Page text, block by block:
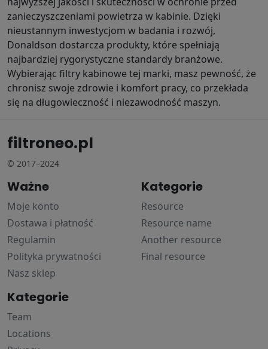
zanieczyszczeniami powietrza w kabinie. Dzięki
nieustannym inwestycjom w badania i rozwój,
Donaldson dostarcza produkty, które spełniają
najbardziej rygorystyczne standardy branżowe.
Wybierając filtry kabinowe tej marki, masz pewność, że
chronisz swoje zdrowie i komfort pracy, co przekłada
się na długowieczność i niezawodność maszyn.
filtroneo.pl
© 2017–2024
Ważne
Moje konto
Dostawa i płatność
Regulamin
Polityka prywatności
Nasz sklep
Kategorie
Resource
Resource name
Another resource
Final resource
Kategorie
Team
Locations